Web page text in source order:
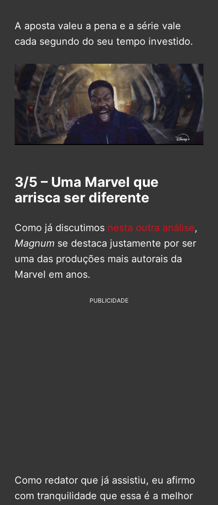
A aposta valeu a pena e a série vale
cada segundo do seu tempo investido.
3/5 – Uma Marvel que
arrisca ser diferente
Como já discutimos nesta outra análise,
Magnum se destaca justamente por ser
uma das produções mais autorais da
Marvel em anos.
PUBLICIDADE
Como redator que já assistiu, eu afirmo
com tranquilidade que essa é a melhor